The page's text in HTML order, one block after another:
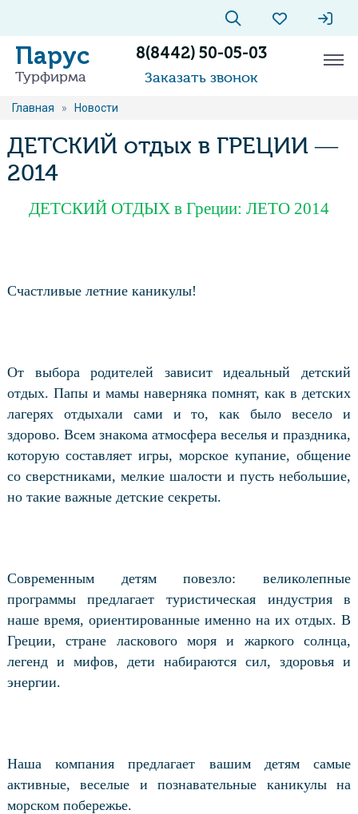
Парус
Турфирма
8(8442) 50-05-03
Заказать звонок
Главная » Новости
ДЕТСКИЙ отдых в ГРЕЦИИ —
2014
ДЕТСКИЙ ОТДЫХ в Греции: ЛЕТО 2014
Счастливые летние каникулы!
От выбора родителей зависит идеальный детский
отдых. Папы и мамы наверняка помнят, как в детских
лагерях отдыхали сами и то, как было весело и
здорово. Всем знакома атмосфера веселья и праздника,
которую составляет игры, морское купание, общение
со сверстниками, мелкие шалости и пусть небольшие,
но такие важные детские секреты.
Современным детям повезло: великолепные
программы предлагает туристическая индустрия в
наше время, ориентированные именно на их отдых. В
Греции, стране ласкового моря и жаркого солнца,
легенд и мифов, дети набираются сил, здоровья и
энергии.
Наша компания предлагает вашим детям самые
активные, веселые и познавательные каникулы на
морском побережье.